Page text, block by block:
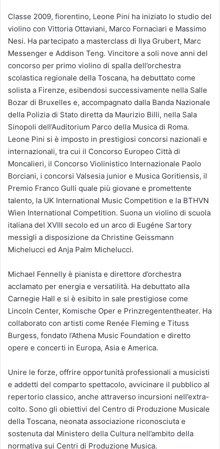
Classe 2009, fiorentino, Leone Pini ha iniziato lo studio del
violino con Vittoria Ottaviani, Marco Fornaciari e Massimo
Nesi. Ha partecipato a masterclass di Ilya Grubert, Marc
Messenger e Addison Teng. Vincitore a soli nove anni del
concorso per primo violino di spalla dell’orchestra
scolastica regionale della Toscana, ha debuttato come
solista a Firenze, esibendosi successivamente nella Salle
Bozar di Bruxelles e, accompagnato dalla Banda Nazionale
della Polizia di Stato diretta da Maurizio Billi, nella Sala
Sinopoli dell’Auditorium Parco della Musica di Roma.
Leone Pini si è imposto in prestigiosi concorsi nazionali e
internazionali, tra cui il Concorso Europeo Città di
Moncalieri, il Concorso Violinistico Internazionale Paolo
Borciani, i concorsi Valsesia junior e Musica Goritiensis, il
Premio Franco Gulli quale più giovane e promettente
talento, la UK International Music Competition e la BTHVN
Wien International Competition. Suona un violino di scuola
italiana del XVIII secolo ed un arco di Eugéne Sartory
messigli a disposizione da Christine Geissmann
Michelucci ed Anja Palm Michelucci.
Michael Fennelly è pianista e direttore d’orchestra
acclamato per energia e versatilità. Ha debuttato alla
Carnegie Hall e si è esibito in sale prestigiose come
Lincoln Center, Komische Oper e Prinzregententheater. Ha
collaborato con artisti come Renée Fleming e Tituss
Burgess, fondato l’Athena Music Foundation e diretto
opere e concerti in Europa, Asia e America.
Unire le forze, offrire opportunità professionali a musicisti
e addetti del comparto spettacolo, avvicinare il pubblico al
repertorio classico, anche attraverso incursioni nell’extra-
colto. Sono gli obiettivi del Centro di Produzione Musicale
della Toscana, neonata associazione riconosciuta e
sostenuta dal Ministero della Cultura nell’ambito della
normativa sui Centri di Produzione Musica.